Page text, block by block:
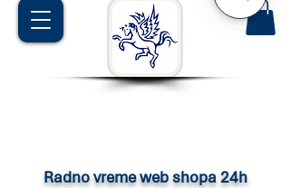
Radno vreme web shopa 24h